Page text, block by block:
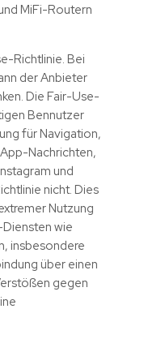
MiFi-Routern
Richtlinie. Bei
der Anbieter
Die Fair-Use-
Bennutzer
für Navigation,
Nachrichten,
und
nicht. Dies
Nutzung
wie
insbesondere
über einen
gegen